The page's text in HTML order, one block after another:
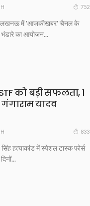
752
में 'आजकीखबर' चैनल के
भंडारे का आयोजन...
को बड़ी सफलता, 1
यादव
833
हत्याकांड में स्पेशल टास्क फोर्स